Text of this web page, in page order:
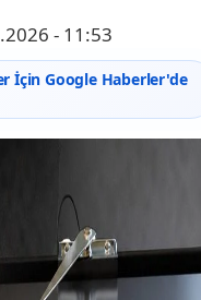
- 11:53
İçin Google Haberler'de